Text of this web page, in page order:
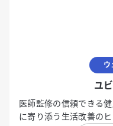
ウ
ユ
医師監修の信頼できる
に寄り添う生活改善のヒ